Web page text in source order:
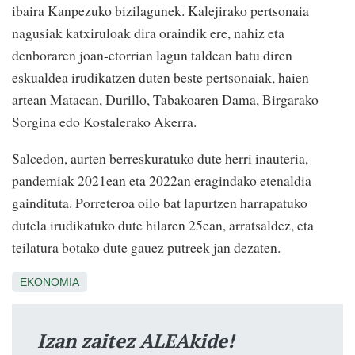
ibaira Kanpezuko bizilagunek. Kalejirako pertsonaia
nagusiak katxiruloak dira oraindik ere, nahiz eta
denboraren joan-etorrian lagun taldean batu diren
eskualdea irudikatzen duten beste pertsonaiak, haien
artean Matacan, Durillo, Tabakoaren Dama, Birgarako
Sorgina edo Kostalerako Akerra.
Salcedon, aurten berreskuratuko dute herri inauteria,
pandemiak 2021ean eta 2022an eragindako etenaldia
gaindituta. Porreteroa oilo bat lapurtzen harrapatuko
dutela irudikatuko dute hilaren 25ean, arratsaldez, eta
teilatura botako dute gauez putreek jan dezaten.
EKONOMIA
Izan zaitez ALEAkide!